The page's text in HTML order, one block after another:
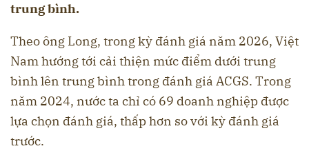
trung bình.
Theo ông Long, trong kỳ đánh giá năm 2026, Việt
Nam hướng tới cải thiện mức điểm dưới trung
bình lên trung bình trong đánh giá ACGS. Trong
năm 2024, nước ta chỉ có 69 doanh nghiệp được
lựa chọn đánh giá, thấp hơn so với kỳ đánh giá
trước.